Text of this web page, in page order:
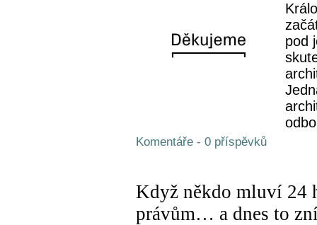
pod
Komentáře - 0 příspěvků
Když někdo mluví 24
právům… a dnes to